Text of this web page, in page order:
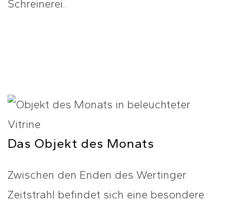
Schreinerei.
Das Objekt des Monats
Zwischen den Enden des Wertinger
Zeitstrahl befindet sich eine besondere